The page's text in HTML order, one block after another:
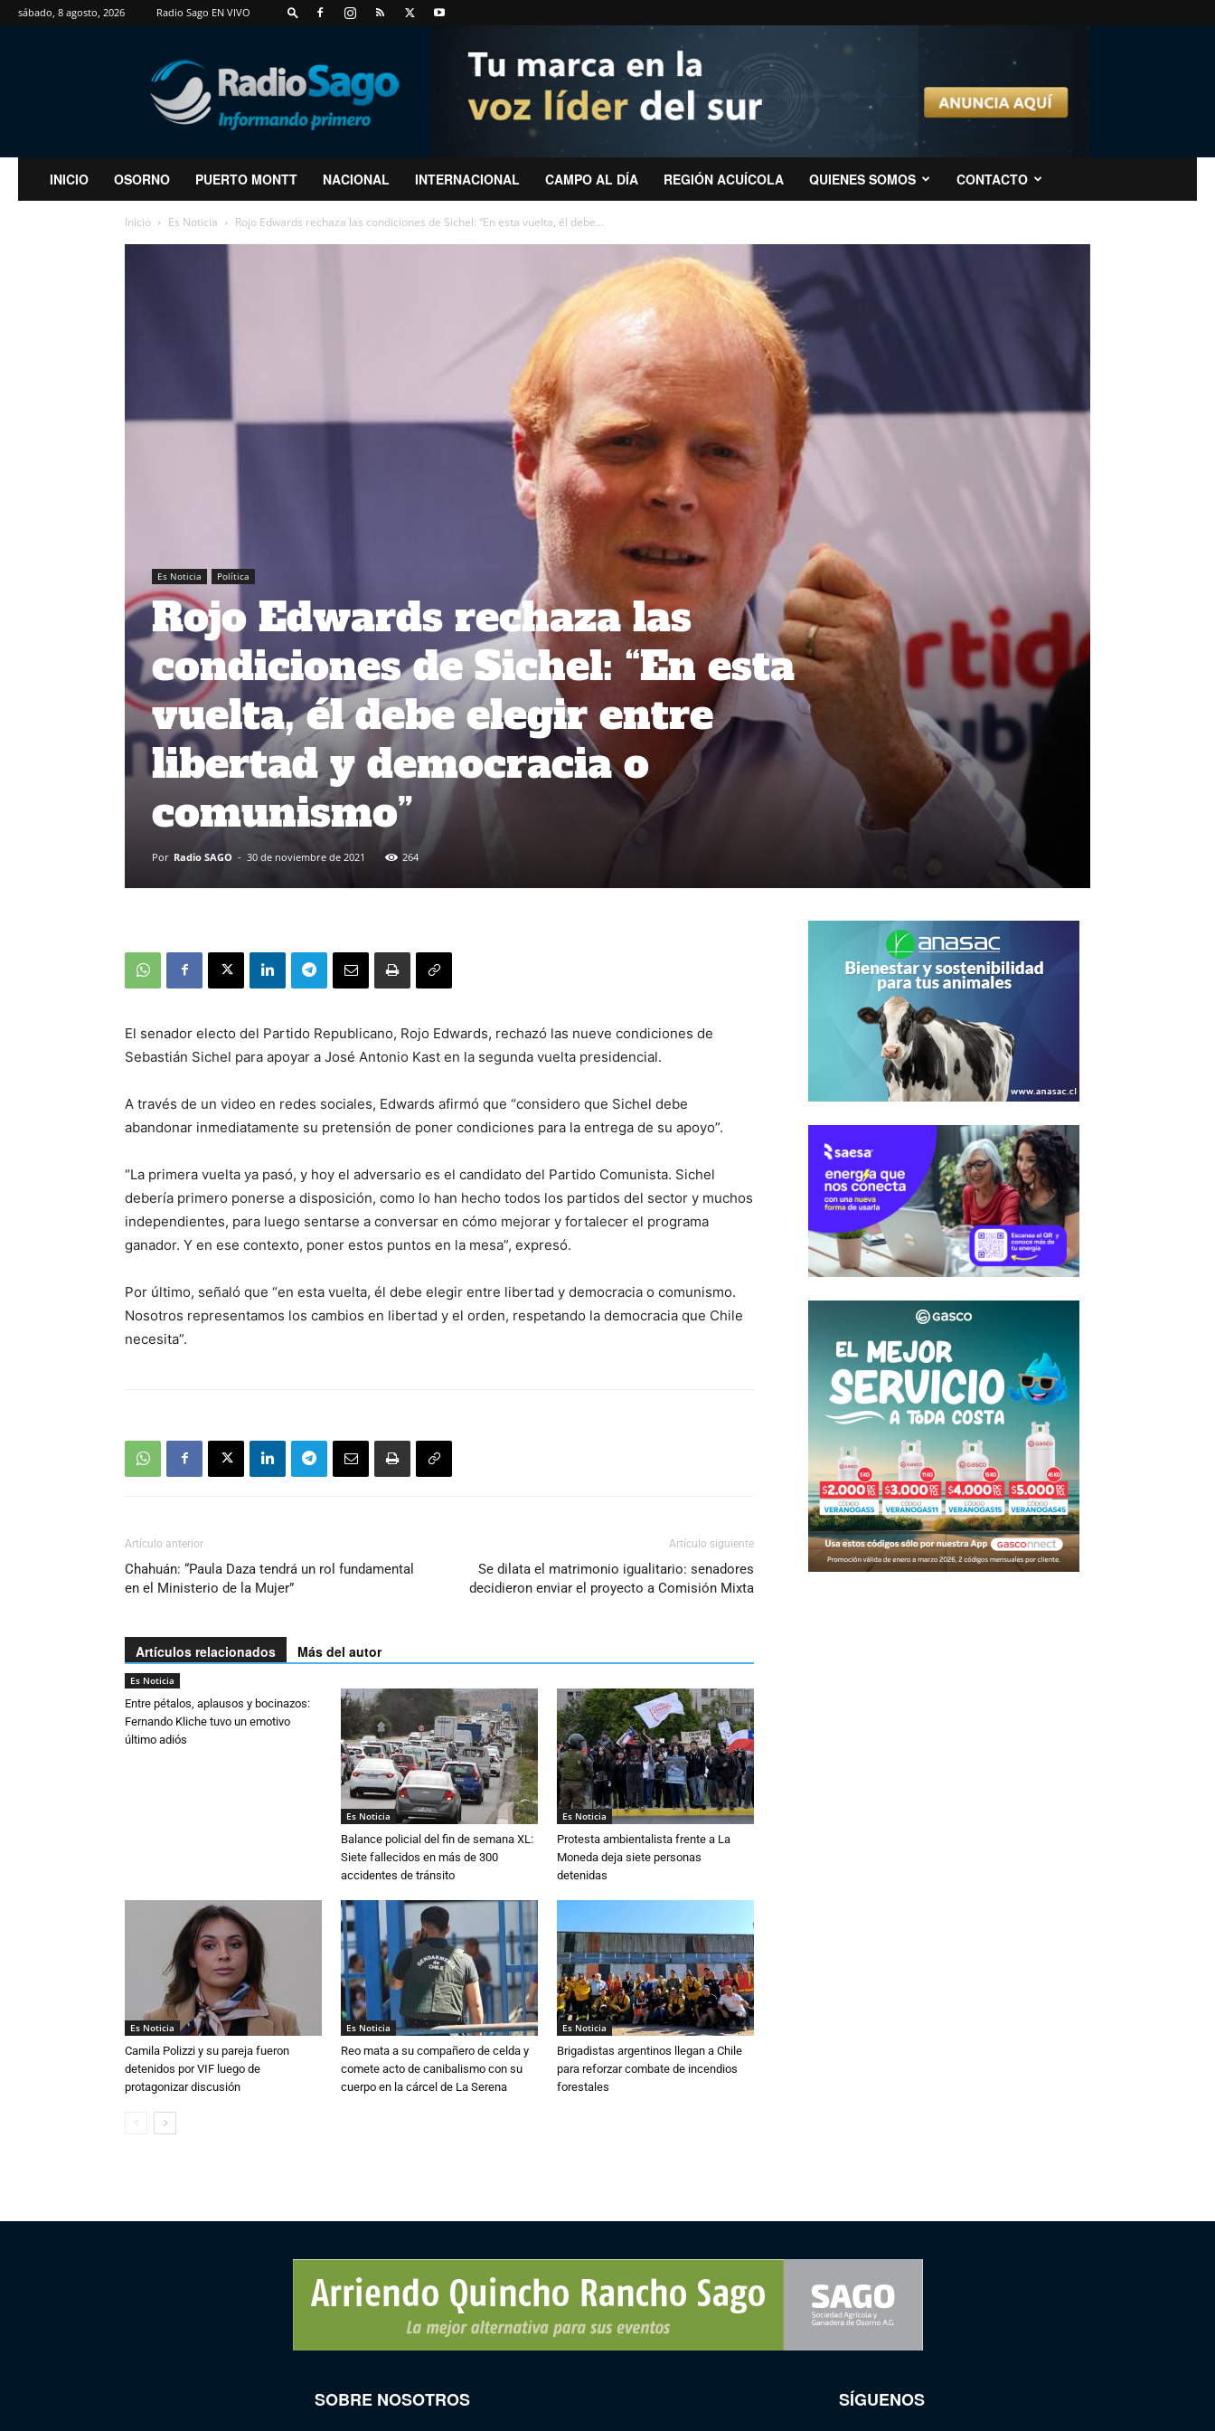
sábado, 8 agosto, 2026 Radio Sago EN VIVO
RadioSago
INICIO OSORNO PUERTO MONTT NACIONAL INTERNACIONAL CAMPO AL DÍA REGIÓN ACUÍCOLA QUIENES SOMOS CONTACTO
Inicio Es Noticia Rojo Edwards rechaza las condiciones de Sichel: “En esta vuelta, él debe...
Es Noticia Política
Rojo Edwards rechaza las
condiciones de Sichel: “En esta
vuelta, él debe elegir entre
libertad y democracia o
comunismo”
Por Radio SAGO - 30 de noviembre de 2021 264
El senador electo del Partido Republicano, Rojo Edwards, rechazó las nueve condiciones de
Sebastián Sichel para apoyar a José Antonio Kast en la segunda vuelta presidencial.
A través de un video en redes sociales, Edwards afirmó que “considero que Sichel debe
abandonar inmediatamente su pretensión de poner condiciones para la entrega de su apoyo”.
“La primera vuelta ya pasó, y hoy el adversario es el candidato del Partido Comunista. Sichel
debería primero ponerse a disposición, como lo han hecho todos los partidos del sector y muchos
independientes, para luego sentarse a conversar en cómo mejorar y fortalecer el programa
ganador. Y en ese contexto, poner estos puntos en la mesa”, expresó.
Por último, señaló que “en esta vuelta, él debe elegir entre libertad y democracia o comunismo.
Nosotros representamos los cambios en libertad y el orden, respetando la democracia que Chile
necesita”.
Artículo anterior
Chahuán: “Paula Daza tendrá un rol fundamental
en el Ministerio de la Mujer”
Artículo siguiente
Se dilata el matrimonio igualitario: senadores
decidieron enviar el proyecto a Comisión Mixta
Artículos relacionados Más del autor
Es Noticia
Entre pétalos, aplausos y bocinazos:
Fernando Kliche tuvo un emotivo
último adiós
Es Noticia
Balance policial del fin de semana XL:
Siete fallecidos en más de 300
accidentes de tránsito
Es Noticia
Protesta ambientalista frente a La
Moneda deja siete personas
detenidas
Es Noticia
Camila Polizzi y su pareja fueron
detenidos por VIF luego de
protagonizar discusión
Es Noticia
Reo mata a su compañero de celda y
comete acto de canibalismo con su
cuerpo en la cárcel de La Serena
Es Noticia
Brigadistas argentinos llegan a Chile
para reforzar combate de incendios
forestales
SOBRE NOSOTROS SÍGUENOS